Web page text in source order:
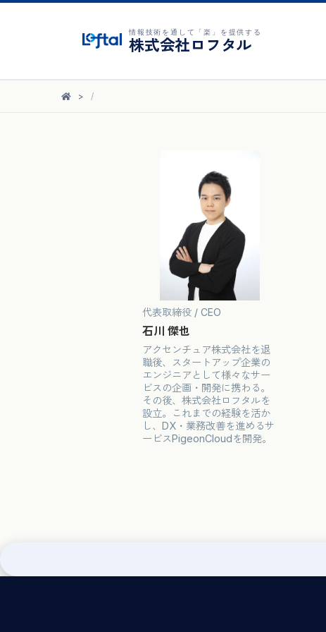
情報技術を通して「楽」を提供する
株式会社ロフタル
代表取締役 / CEO
石川 傑也
アクセンチュア株式会社を退
職後、スタートアップ企業の
エンジニアとして様々なサー
ビスの企画・開発に携わる。
その後、株式会社ロフタルを
設立。これまでの経験を活か
し、DX・業務改善を進めるサ
ービスPigeonCloudを開発。